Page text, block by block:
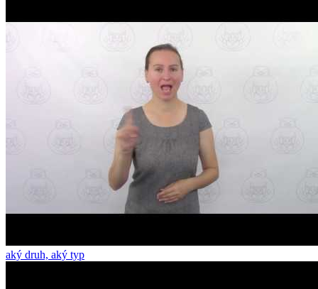
aký druh, aký typ